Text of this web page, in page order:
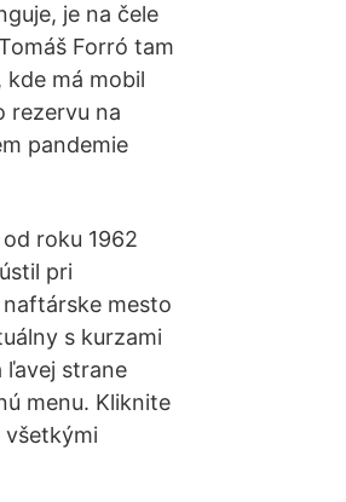
je na čele
Forró tam
má mobil
rezervu na
pandemie
roku 1962
pri
mesto
s kurzami
ľavej strane
menu. Kliknite
všetkými